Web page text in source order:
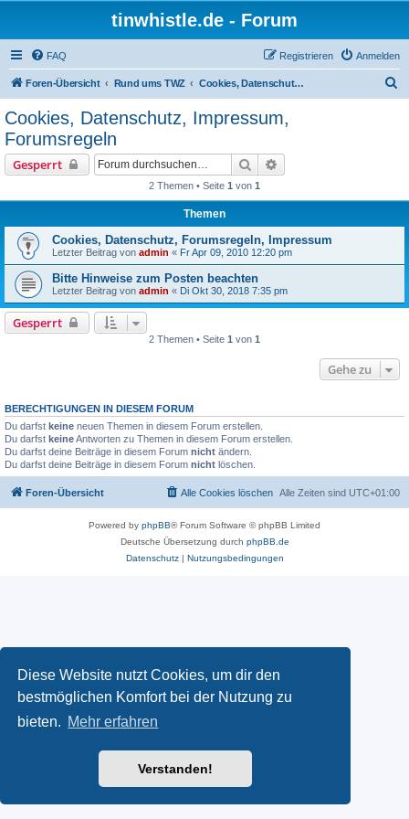
Diese Website nutzt Cookies, um dir den
bestmöglichen Komfort bei der Nutzung zu
bieten. Mehr erfahren
Verstanden!
tinwhistle.de - Forum
FAQ Anmelden
Registrieren
Foren-Übersicht Rund ums TWZ Cookies, Datenschutz, Impressum, Forumsregeln
Cookies, Datenschutz, Impressum,
Forumsregeln
Gesperrt Suche
2 Themen • Seite 1 von 1
Themen
Cookies, Datenschutz, Forumsregeln, Impressum
Letzter Beitrag von admin « Fr Apr 09, 2010 12:20 pm
Bitte Hinweise zum Posten beachten
Letzter Beitrag von admin « Di Okt 30, 2018 7:35 pm
Gesperrt
2 Themen • Seite 1 von 1
Gehe zu
BERECHTIGUNGEN IN DIESEM FORUM
Du darfst keine neuen Themen in diesem Forum erstellen.
Du darfst keineAntworten zu Themen in diesem Forum erstellen.
Du darfst deine Beiträge in diesem Forum nicht ändern.
Du darfst deine Beiträge in diesem Forum nicht löschen.
Foren-Übersicht Alle Zeiten sind UTC+01:00
Alle Cookies löschen
Powered by phpBB® Forum Software © phpBB Limited
Deutsche Übersetzung durch phpBB.de
Datenschutz| Nutzungsbedingungen